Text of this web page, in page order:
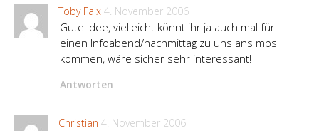
Toby Faix 4. November 2006
Gute Idee, vielleicht könnt ihr ja auch mal für
einen Infoabend/nachmittag zu uns ans mbs
kommen, wäre sicher sehr interessant!
Antworten
Christian 4. November 2006